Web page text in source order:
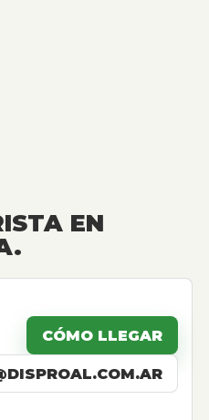
EN
CÓMO LLEGAR